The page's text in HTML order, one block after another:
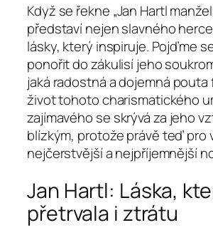
Když se řekne „Jan Hartl
představí nejen slavného
lásky, který inspiruje. Pojďme
ponořit do zákulisí jeho
jaká radostná a dojemná pouta
život tohoto charismatického
zajímavého se skrývá za jeho
blízkým, protože právě teď pro
nejčerstvější a nejpříjemnější
Jan Hartl: Láska,
přetrvala i ztrátu